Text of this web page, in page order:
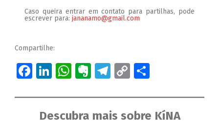
Caso queira entrar em contato para partilhas, pode
escrever para: jananamo@gmail.com
Compartilhe:
Facebook
LinkedIn
WhatsApp
Evernote
Telegram
Copy
Descubra mais sobre KíNA